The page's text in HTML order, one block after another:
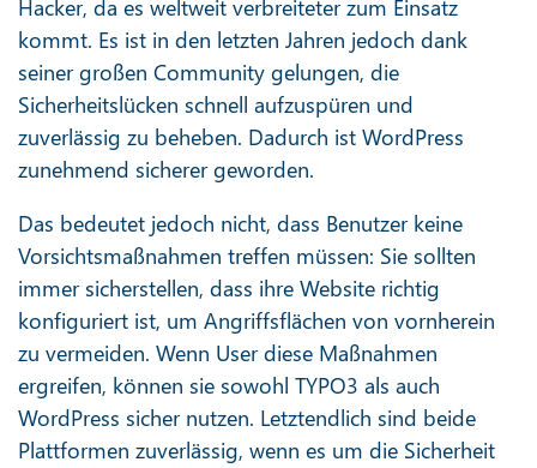
Hacker, da es weltweit verbreiteter zum Einsatz
kommt. Es ist in den letzten Jahren jedoch dank
seiner großen Community gelungen, die
Sicherheitslücken schnell aufzuspüren und
zuverlässig zu beheben. Dadurch ist WordPress
zunehmend sicherer geworden.
Das bedeutet jedoch nicht, dass Benutzer keine
Vorsichtsmaßnahmen treffen müssen: Sie sollten
immer sicherstellen, dass ihre Website richtig
konfiguriert ist, um Angriffsflächen von vornherein
zu vermeiden. Wenn User diese Maßnahmen
ergreifen, können sie sowohl TYPO3 als auch
WordPress sicher nutzen. Letztendlich sind beide
Plattformen zuverlässig, wenn es um die Sicherheit